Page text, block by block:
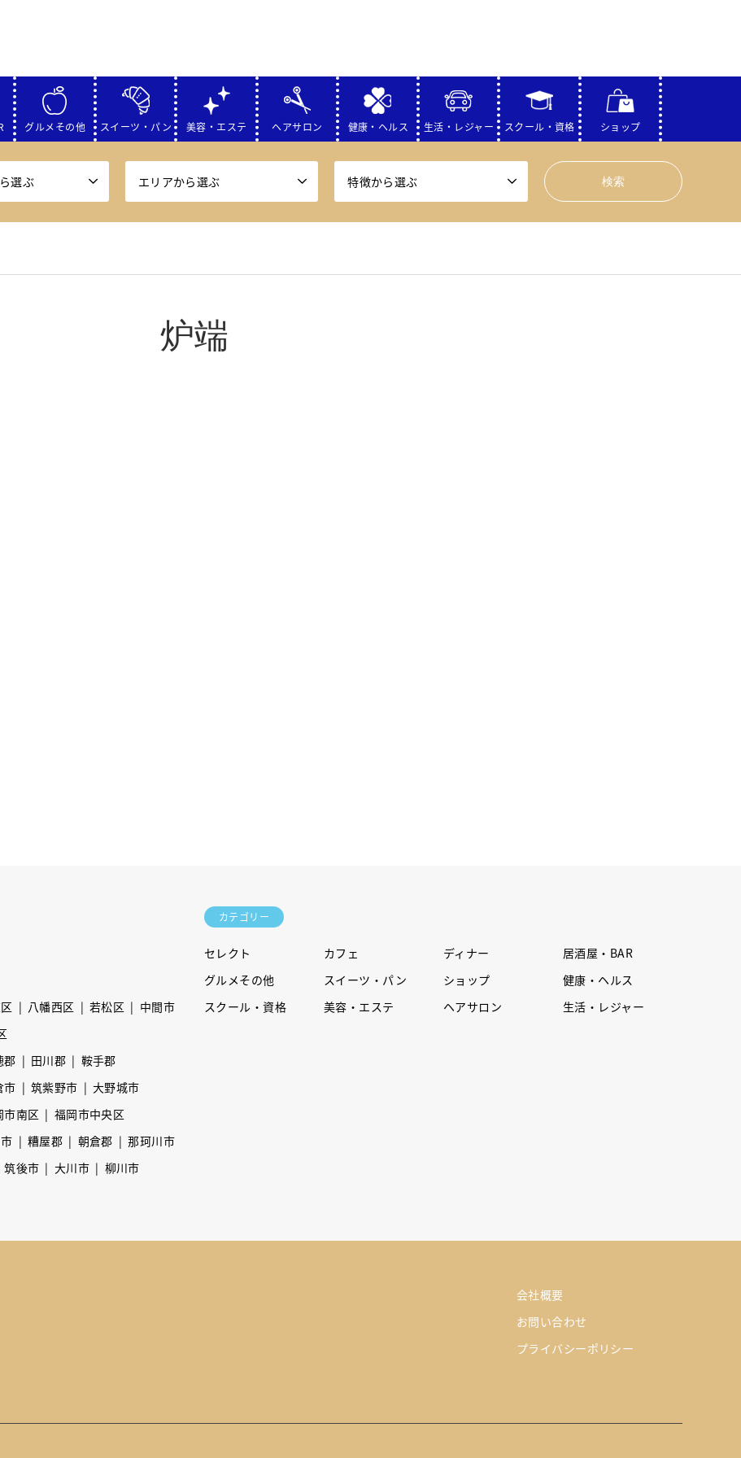
グルメその他 スイーツ・パン 美容・エステ ヘアサロン 健康・ヘルス 生活・レジャー スクール・資格 ショップ
選ぶ エリアから選ぶ 特徴から選ぶ
炉端
八幡西区 若松区
中間市
郡 田川郡
鞍手郡
市 筑紫野市
大野城市
市南区
福岡市中央区
糟屋郡 朝倉郡
那珂川市
筑後市 大川市
柳川市
カテゴリー
セレクト カフェ ディナー
居酒屋・BAR
グルメその他
スイーツ・パン ショップ
健康・ヘルス
スクール・資格
美容・エステ ヘアサロン 生活・レジャー
会社概要
お問い合わせ
プライバシーポリシー